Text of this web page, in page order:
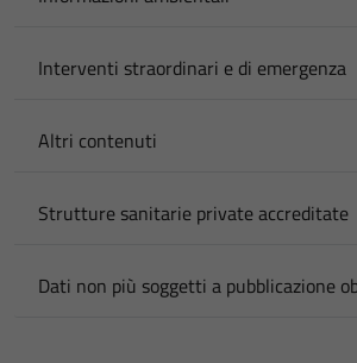
Interventi straordinari e di emergenza
Altri contenuti
Strutture sanitarie private accreditate
Dati non più soggetti a pubblicazione